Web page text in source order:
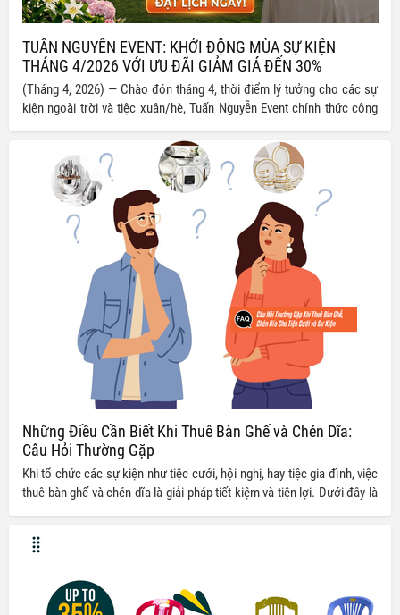
TUẤN NGUYỄN EVENT: KHỞI ĐỘNG MÙA SỰ KIỆN
THÁNG 4/2026 VỚI ƯU ĐÃI GIẢM GIÁ ĐẾN 30%
(Tháng 4, 2026) — Chào đón tháng 4, thời điểm lý tưởng cho các sự
kiện ngoài trời và tiệc xuân/hè, Tuấn Nguyễn Event chính thức công
Đây là cơ hội vàng để các đối tác, doanh nghiệp và các cặp đôi tạo
nên những khoảnh khắc đáng nhớ với chi phí tối ưu nhất.
Những Điều Cần Biết Khi Thuê Bàn Ghế và Chén Dĩa:
Câu Hỏi Thường Gặp
Khi tổ chức các sự kiện như tiệc cưới, hội nghị, hay tiệc gia đình, việc
thuê bàn ghế và chén dĩa là giải pháp tiết kiệm và tiện lợi. Dưới đây là